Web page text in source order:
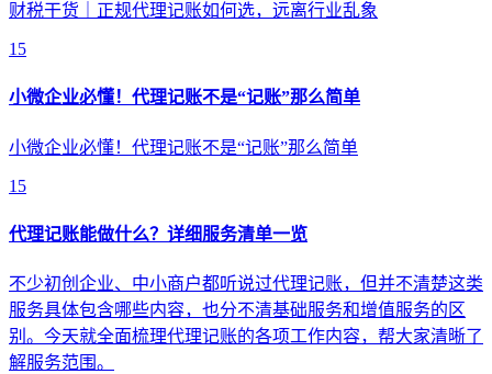
财税干货｜正规代理记账如何选，远离行业乱象
15
小微企业必懂！代理记账不是“记账”那么简单
小微企业必懂！代理记账不是“记账”那么简单
15
代理记账能做什么？详细服务清单一览
不少初创企业、中小商户都听说过代理记账，但并不清楚这类
服务具体包含哪些内容，也分不清基础服务和增值服务的区
别。今天就全面梳理代理记账的各项工作内容，帮大家清晰了
解服务范围。